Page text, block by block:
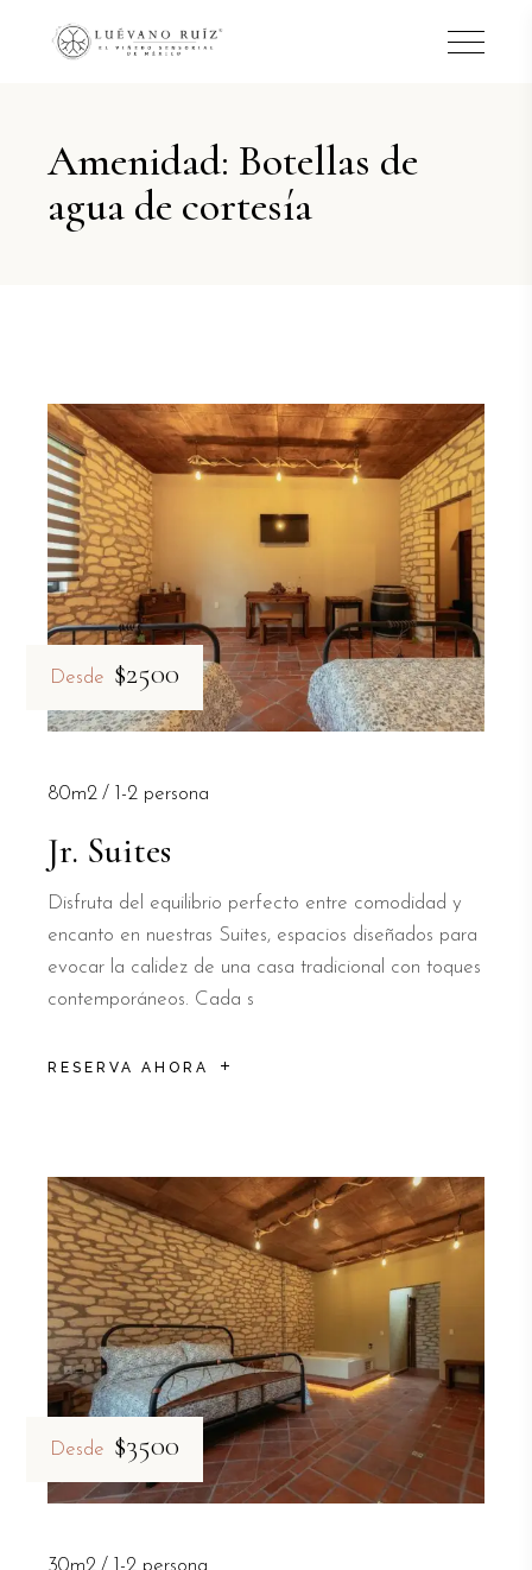
Amenidad: Botellas de
agua de cortesía
Desde $2500
Jr. Suites
Disfruta del equilibrio perfecto entre comodidad y
encanto en nuestras Suites, espacios diseñados para
evocar la calidez de una casa tradicional con toques
contemporáneos. Cada s
RESERVA AHORA
80m2 1-2 persona
Desde $3500